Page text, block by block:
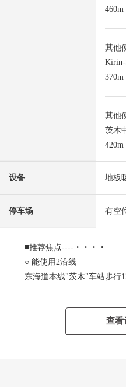
460m
其他
Kirin-
370m
其他
茨木
420m
设备 地板
停车场 有空
■推荐焦点----・・・・
○ 能使用2沿线
东海道本线"茨木"车站步行
○ 三泽住宅株式会社施工的
○ 开发分块出售的土地里面
○ 为两面试道路通风、采光
查看